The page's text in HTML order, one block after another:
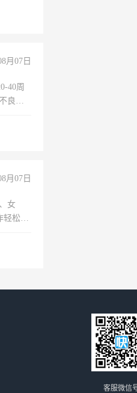
月07日
40周
良嗜
每月
月07日
女
轻松，
客服微信